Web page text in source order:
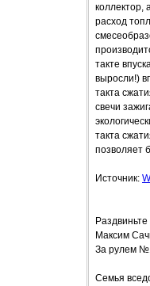
коллектор,
расход
такте
выросли!)
такта
свечи
такта
позволяет
Источник:
Максим
За рулем
Семья